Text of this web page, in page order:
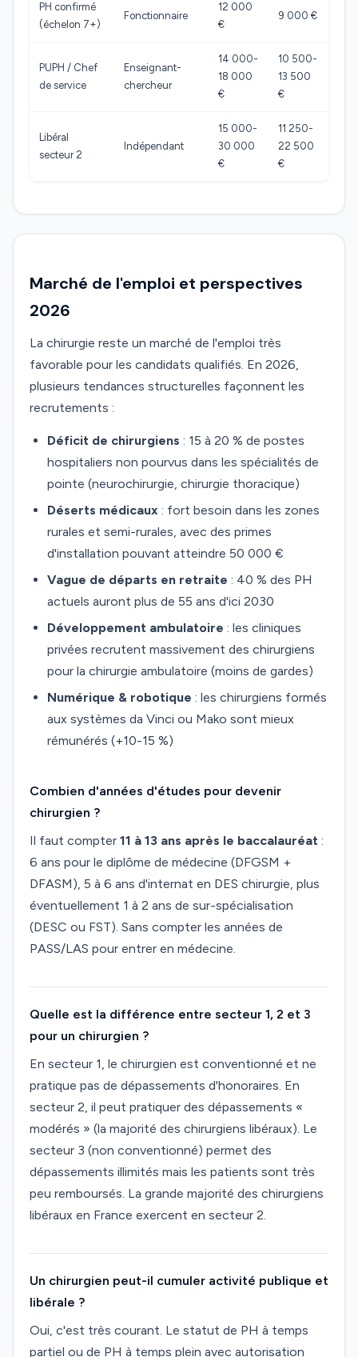
PH confirmé
(échelon 7+)
Fonctionnaire
12 000
€
9 000 €
PUPH / Chef
de service
Enseignant-
chercheur
14 000-
18 000
€
10 500-
13 500
€
Libéral
secteur 2
Indépendant
15 000-
30 000
€
11 250-
22 500
€
Marché de l'emploi et perspectives
2026
La chirurgie reste un marché de l'emploi très
favorable pour les candidats qualifiés. En 2026,
plusieurs tendances structurelles façonnent les
recrutements :
Déficit de chirurgiens : 15 à 20 % de postes
hospitaliers non pourvus dans les spécialités de
pointe (neurochirurgie, chirurgie thoracique)
Déserts médicaux : fort besoin dans les zones
rurales et semi-rurales, avec des primes
d'installation pouvant atteindre 50 000 €
Vague de départs en retraite : 40 % des PH
actuels auront plus de 55 ans d'ici 2030
Développement ambulatoire : les cliniques
privées recrutent massivement des chirurgiens
pour la chirurgie ambulatoire (moins de gardes)
Numérique & robotique : les chirurgiens formés
aux systèmes da Vinci ou Mako sont mieux
rémunérés (+10-15 %)
Combien d'années d'études pour devenir
chirurgien ?
Il faut compter 11 à 13 ans après le baccalauréat :
6 ans pour le diplôme de médecine (DFGSM +
DFASM), 5 à 6 ans d'internat en DES chirurgie, plus
éventuellement 1 à 2 ans de sur-spécialisation
(DESC ou FST). Sans compter les années de
PASS/LAS pour entrer en médecine.
Quelle est la différence entre secteur 1, 2 et 3
pour un chirurgien ?
En secteur 1, le chirurgien est conventionné et ne
pratique pas de dépassements d'honoraires. En
secteur 2, il peut pratiquer des dépassements «
modérés » (la majorité des chirurgiens libéraux). Le
secteur 3 (non conventionné) permet des
dépassements illimités mais les patients sont très
peu remboursés. La grande majorité des chirurgiens
libéraux en France exercent en secteur 2.
Un chirurgien peut-il cumuler activité publique et
libérale ?
Oui, c'est très courant. Le statut de PH à temps
partiel ou de PH à temps plein avec autorisation